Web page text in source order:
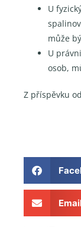
U
může
U
osob,
Z příspěvku od